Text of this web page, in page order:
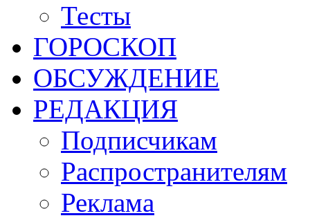
Тесты
ГОРОСКОП
ОБСУЖДЕНИЕ
РЕДАКЦИЯ
Подписчикам
Распространителям
Реклама